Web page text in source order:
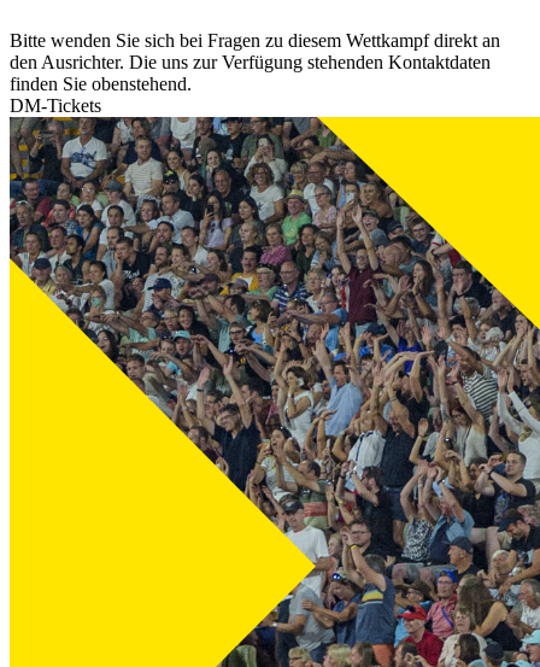
Bitte wenden Sie sich bei Fragen zu diesem Wettkampf direkt an
den Ausrichter. Die uns zur Verfügung stehenden Kontaktdaten
finden Sie obenstehend.
DM-Tickets